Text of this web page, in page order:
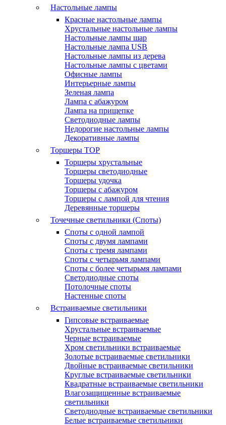
Настольные лампы
Красные настольные лампы
Хрустальные настольные лампы
Настольные лампы шар
Настольные лампа USB
Настольные лампы из дерева
Настольные лампы с цветами
Офисные лампы
Интерьерные лампы
Зеленая лампа
Лампа с абажуром
Лампа на прищепке
Светодиодные лампы
Недорогие настольные лампы
Декоративные лампы
Торшеры TOP
Торшеры хрустальные
Торшеры светодиодные
Торшеры удочка
Торшеры с абажуром
Торшеры с лампой для чтения
Деревянные торшеры
Точечные светильники (Споты)
Споты с одной лампой
Споты с двумя лампами
Споты с тремя лампами
Споты с четырьмя лампами
Споты с более четырьмя лампами
Светодиодные споты
Потолочные споты
Настенные споты
Встраиваемые светильники
Гипсовые встраиваемые
Хрустальные встраиваемые
Черные встраиваемые
Хром светильники встраиваемые
Золотые встраиваемые светильники
Двойные встраиваемые светильники
Круглые встраиваемые светильники
Квадратные встраиваемые светильники
Влагозащищенные встраиваемые
светильники
Светодиодные встраиваемые светильники
Белые встраиваемые светильники